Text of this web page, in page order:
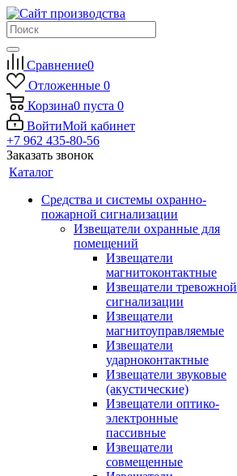
Сравнение0
Отложенные 0
Корзина0 пуста 0
ВойтиМой кабинет
+7 962 435-80-56
Заказать звонок
Каталог
Средства и системы охранно-
пожарной сигнализации
Извещатели охранные для
помещений
Извещатели
магнитоконтактные
Извещатели тревожной
сигнализации
Извещатели
магнитоуправляемые
Извещатели
ударноконтактные
Извещатели звуковые
(акустические)
Извещатели оптико-
электронные
пассивные
Извещатели
совмещенные